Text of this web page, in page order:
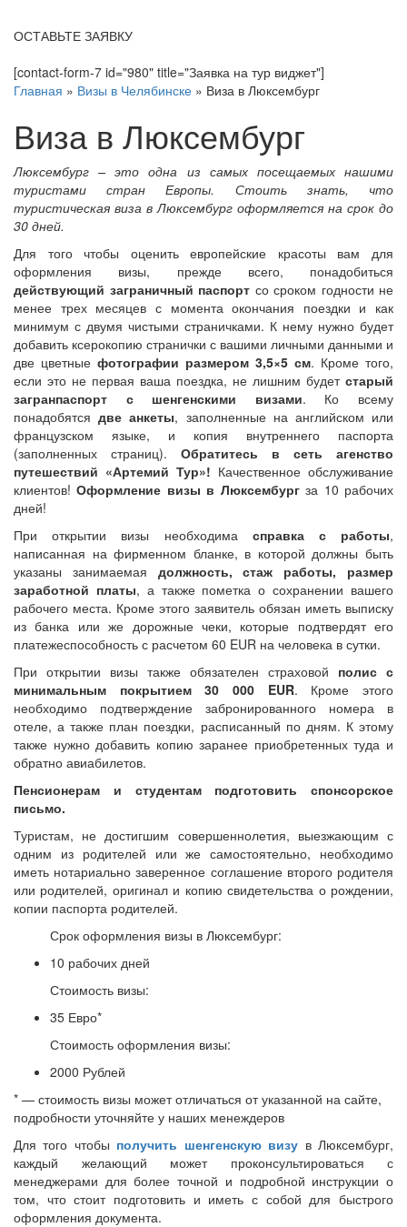
ОСТАВЬТЕ ЗАЯВКУ
[contact-form-7 id="980" title="Заявка на тур виджет"]
Главная » Визы в Челябинске » Виза в Люксембург
Виза в Люксембург
Люксембург – это одна из самых посещаемых нашими
туристами стран Европы. Стоить знать, что
туристическая виза в Люксембург оформляется на срок до
30 дней.
Для того чтобы оценить европейские красоты вам для
оформления визы, прежде всего, понадобиться
действующий заграничный паспорт со сроком годности не
менее трех месяцев с момента окончания поездки и как
минимум с двумя чистыми страничками. К нему нужно будет
добавить ксерокопию странички с вашими личными данными и
две цветные фотографии размером 3,5×5 см. Кроме того,
если это не первая ваша поездка, не лишним будет старый
загранпаспорт с шенгенскими визами. Ко всему
понадобятсядве анкеты, заполненные на английском или
французском языке, и копия внутреннего паспорта
(заполненных страниц). Обратитесь в сеть агенство
путешествий «Артемий Тур»! Качественное обслуживание
клиентов!Оформление визы в Люксембургза 10 рабочих
дней!
При открытии визы необходима справка с работы,
написанная на фирменном бланке, в которой должны быть
указаны занимаемая должность, стаж работы, размер
заработной платы, а также пометка о сохранении вашего
рабочего места. Кроме этого заявитель обязан иметь выписку
из банка или же дорожные чеки, которые подтвердят его
платежеспособность с расчетом 60 EUR на человека в сутки.
При открытии визы также обязателен страховой полис с
минимальным покрытием 30 000 EUR. Кроме этого
необходимо подтверждение забронированного номера в
отеле, а также план поездки, расписанный по дням. К этому
также нужно добавить копию заранее приобретенных туда и
обратно авиабилетов.
Пенсионерам и студентам подготовить спонсорское
письмо.
Туристам, не достигшим совершеннолетия, выезжающим с
одним из родителей или же самостоятельно, необходимо
иметь нотариально заверенное соглашение второго родителя
или родителей, оригинал и копию свидетельства о рождении,
копии паспорта родителей.
Срок оформления визы в Люксембург:
10 рабочих дней
Стоимость визы:
35 Евро*
Стоимость оформления визы:
2000 Рублей
* — стоимость визы может отличаться от указанной на сайте,
подробности уточняйте у наших менеждеров
Для того чтобы получить шенгенскую визу в Люксембург,
каждый желающий может проконсультироваться с
менеджерами для более точной и подробной инструкции о
том, что стоит подготовить и иметь с собой для быстрого
оформления документа.